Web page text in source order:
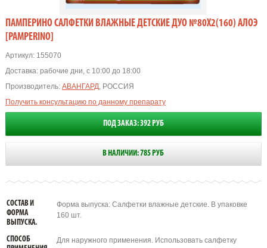
ПАМПЕРИНО САЛФЕТКИ ВЛАЖНЫЕ ДЕТСКИЕ ДУО №80Х2(160) АЛОЭ
[PAMPERINO]
Артикул:155070
Доставка: рабочие дни, с 10:00 до 18:00
Производитель: АВАНГАРД, РОССИЯ
Получить консультацию по данному препарату
ПОД ЗАКАЗ: 392 РУБ
В НАЛИЧИИ: 785 РУБ
СОСТАВ И
ФОРМА
ВЫПУСКА.
Форма выпуска: Салфетки влажные детские. В упаковке
160 шт.
СПОСОБ
Для наружного применения. Использовать салфетку